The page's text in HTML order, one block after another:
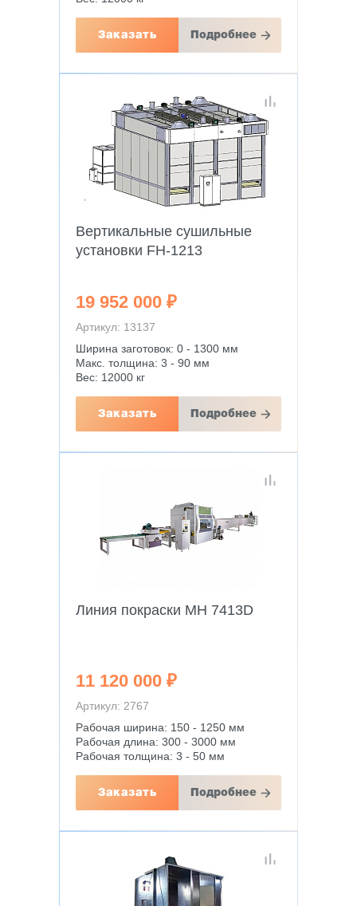
Заказать Подробнее
Вертикальные сушильные
установки FH-1213
19 952 000 ₽
Артикул: 13137
Ширина заготовок: 0 - 1300 мм
Макс. толщина: 3 - 90 мм
Вес: 12000 кг
Заказать Подробнее
Линия покраски MH 7413D
11 120 000 ₽
Артикул: 2767
Рабочая ширина: 150 - 1250 мм
Рабочая длина: 300 - 3000 мм
Рабочая толщина: 3 - 50 мм
Заказать Подробнее